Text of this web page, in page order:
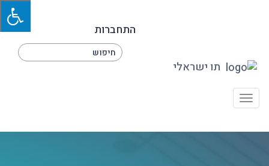
התחברות
תו ישראלי
Toggle